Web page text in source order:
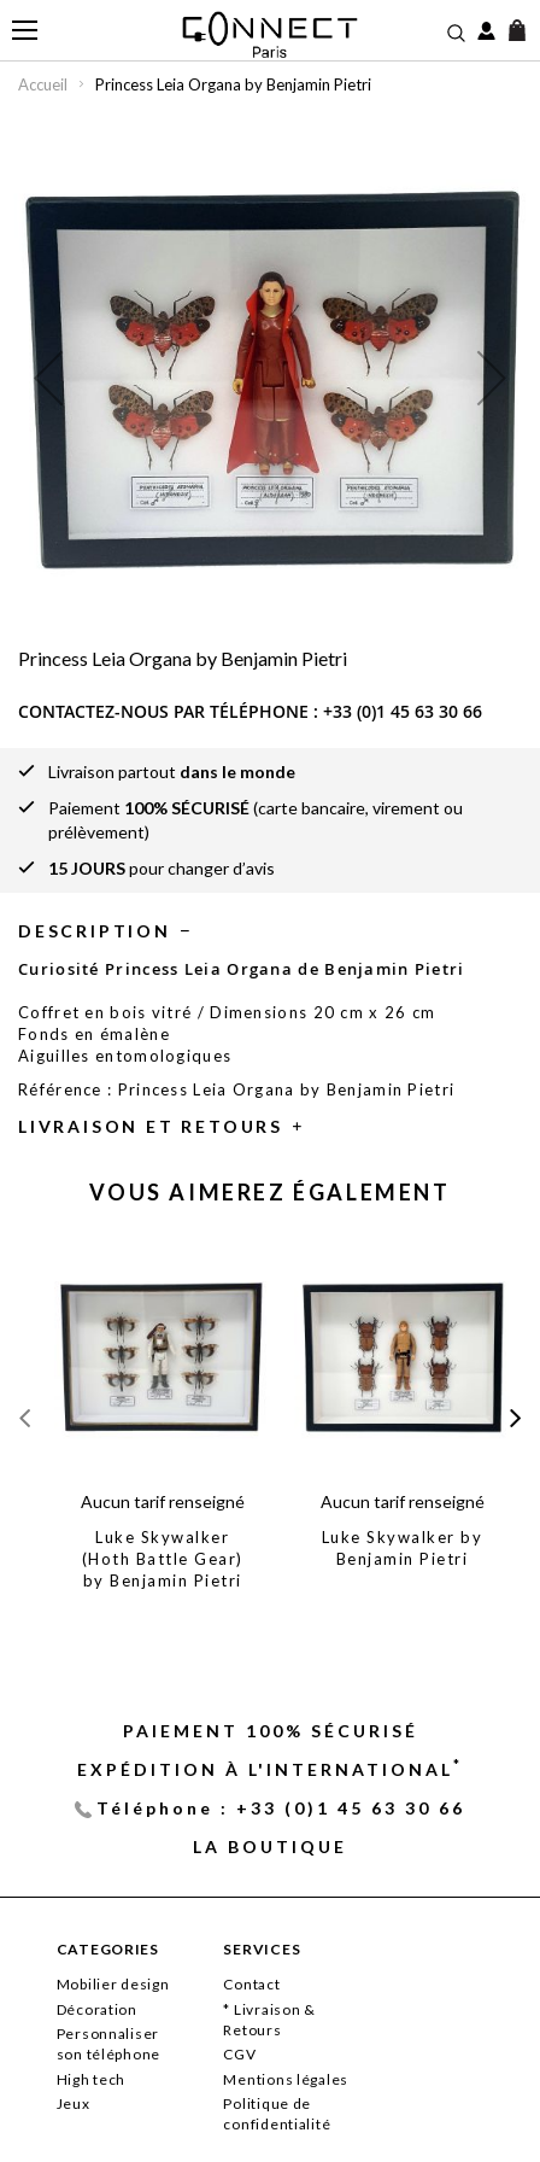
Accueil Princess Leia Organa by Benjamin Pietri
Princess Leia Organa by Benjamin Pietri
CONTACTEZ-NOUS PAR TÉLÉPHONE : +33 (0)1 45 63 30 66
Livraison partout dans le monde
Paiement 100% SÉCURISÉ(carte bancaire, virement ou
prélèvement)
15 JOURSpour changer d’avis
DESCRIPTION
Curiosité Princess Leia Organa de Benjamin Pietri
Coffret en bois vitré / Dimensions 20 cm x 26 cm
Fonds en émalène
Aiguilles entomologiques
Référence : Princess Leia Organa by Benjamin Pietri
LIVRAISON ET RETOURS
VOUS AIMEREZ ÉGALEMENT
Aucun tarif renseigné
Luke Skywalker
(Hoth Battle Gear)
by Benjamin Pietri
Aucun tarif renseigné
Luke Skywalker by
Benjamin Pietri
PAIEMENT 100% SÉCURISÉ
EXPÉDITION À L'INTERNATIONAL *
Téléphone : +33 (0)1 45 63 30 66
LA BOUTIQUE
CATEGORIES
Mobilier design
Décoration
Personnaliser
son téléphone
High tech
Jeux
SERVICES
Contact
* Livraison &
Retours
CGV
Mentions légales
Politique de
confidentialité